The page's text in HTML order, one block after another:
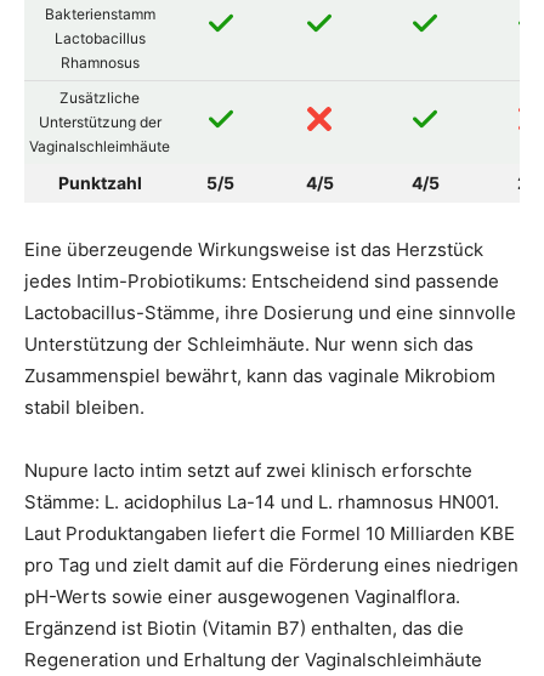
Bakterienstamm
Lactobacillus
Rhamnosus
Zusätzliche
Unterstützung der
Vaginalschleimhäute
Punktzahl 5/5 4/5 4/5 2/5
Eine überzeugende Wirkungsweise ist das Herzstück
jedes Intim-Probiotikums: Entscheidend sind passende
Lactobacillus-Stämme, ihre Dosierung und eine sinnvolle
Unterstützung der Schleimhäute. Nur wenn sich das
Zusammenspiel bewährt, kann das vaginale Mikrobiom
stabil bleiben.
Nupure lacto intim setzt auf zwei klinisch erforschte
Stämme: L. acidophilus La-14 und L. rhamnosus HN001.
Laut Produktangaben liefert die Formel 10 Milliarden KBE
pro Tag und zielt damit auf die Förderung eines niedrigen
pH-Werts sowie einer ausgewogenen Vaginalflora.
Ergänzend ist Biotin (Vitamin B7) enthalten, das die
Regeneration und Erhaltung der Vaginalschleimhäute